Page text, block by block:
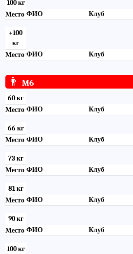
100 кг
Место ФИО Клуб
+100
кг
Место ФИО Клуб
👨 M6
60 кг
Место ФИО Клуб
66 кг
Место ФИО Клуб
73 кг
Место ФИО Клуб
81 кг
Место ФИО Клуб
90 кг
Место ФИО Клуб
100 кг